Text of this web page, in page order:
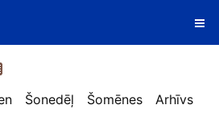
Šonedēļ Šomēnes Arhīvs